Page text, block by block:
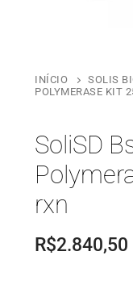
INÍCIO SOLIS
POLYMERASE KIT
SoliSD
rxn
R$2.840,50